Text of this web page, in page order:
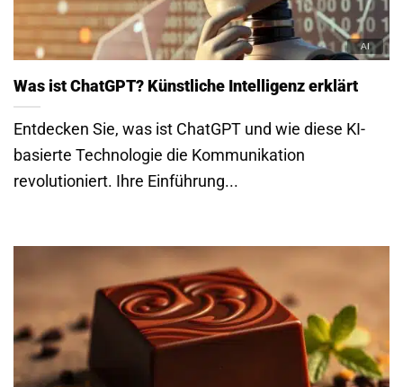
Was ist ChatGPT? Künstliche Intelligenz erklärt
Entdecken Sie, was ist ChatGPT und wie diese KI-
basierte Technologie die Kommunikation
revolutioniert. Ihre Einführung...